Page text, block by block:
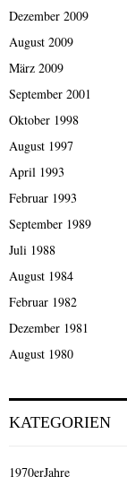
Dezember 2009
August 2009
März 2009
September 2001
Oktober 1998
August 1997
April 1993
Februar 1993
September 1989
Juli 1988
August 1984
Februar 1982
Dezember 1981
August 1980
KATEGORIEN
1970erJahre